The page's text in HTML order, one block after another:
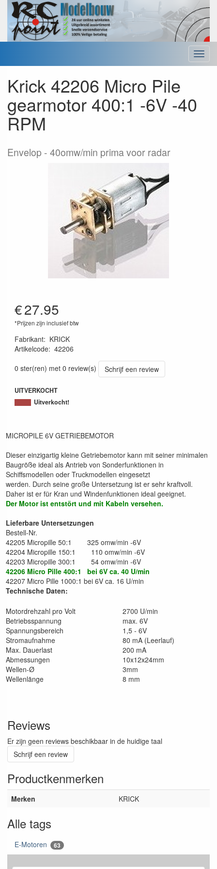
Menu
Krick 42206 Micro Pile
gearmotor 400:1 -6V -40
RPM
Envelop 40omw/min prima voor radar
€27.95
*Prijzen zijn inclusief btw
Fabrikant: KRICK
Artikelcode: 42206
0 ster(ren) met 0 review(s)
Schrijf een review
UITVERKOCHT
Uitverkocht!
MICROPILE 6V GETRIEBEMOTOR
Dieser einzigartig kleine Getriebemotor kann mit seiner minimalen
Baugröße ideal als Antrieb von Sonderfunktionen in
Schiffsmodellen oder Truckmodellen eingesetzt
werden. Durch seine große Untersetzung ist er sehr kraftvoll.
Daher ist er für Kran und Windenfunktionen ideal geeignet.
Der Motor ist entstört und mit Kabeln versehen.
Lieferbare Untersetzungen
Bestell-Nr.
42205 Micropille 50:1 325 omw/min -6V
42204 Micropille 150:1 110 omw/min -6V
42203 Micropille 300:1 54 omw/min -6V
42206 Micro Pille 400:1 bei 6V ca. 40 U/min
42207 Micro Pille 1000:1 bei 6V ca. 16 U/min
Technische Daten:
Motordrehzahl pro Volt
2700 U/min
Betriebsspannung
max. 6V
Spannungsbereich
1,5 - 6V
Stromaufnahme
80 mA (Leerlauf)
Max. Dauerlast
200 mA
Abmessungen
10x12x24mm
Wellen-Ø
3mm
Wellenlänge
8 mm
Reviews
Er zijn geen reviews beschikbaar in de huidige taal
Schrijf een review
Productkenmerken
Merken KRICK
Alle tags
E-Motoren 63